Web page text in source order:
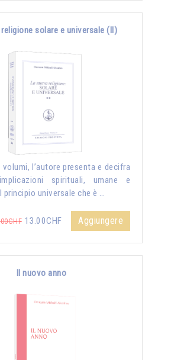
solare e universale (II)
l’autore presenta e decifra
spirituali, umane e
principio universale che è …
13.00CHF Aggiungere
Il nuovo anno